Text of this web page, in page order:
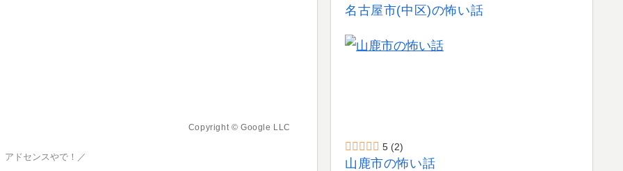
Copyright © Google LLC
アドセンスやで！／
名古屋市(中区)の怖い話
5 (2)
山鹿市の怖い話